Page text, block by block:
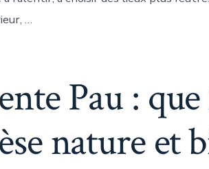
…
Pau :
nature et